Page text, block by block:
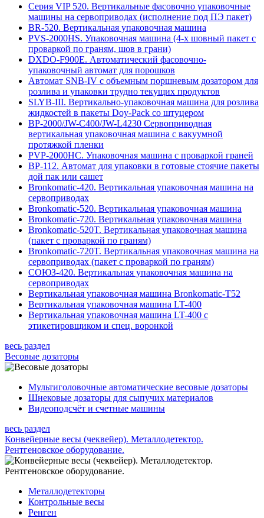
Серия VIP 520. Вертикальные фасовочно упаковочные
машины на сервоприводах (исполнение под ПЭ пакет)
BR-520. Вертикальная упаковочная машина
PVS-2000HS. Упаковочная машина (4-х шовный пакет с
проваркой по граням, шов в грани)
DXDO-F900E. Автоматический фасовочно-
упаковочный автомат для порошков
Автомат SNB-IV с объемным поршневым дозатором для
розлива и упаковки трудно текущих продуктов
SLYB-III. Вертикально-упаковочная машина для розлива
жидкостей в пакеты Doy-Pack со штуцером
BP-2000/JW-C400/JW-L4230 Сервоприводная
вертикальная упаковочная машина с вакуумной
протяжкой пленки
PVP-2000HC. Упаковочная машина с проваркой граней
BP-112. Автомат для упаковки в готовые стоячие пакеты
дой пак или сашет
Bronkomatic-420. Вертикальная упаковочная машина на
сервоприводах
Bronkomatic-520. Вертикальная упаковочная машина
Bronkomatic-720. Вертикальная упаковочная машина
Bronkomatic-520T. Вертикальная упаковочная машина
(пакет с проваркой по граням)
Bronkomatic-720T. Вертикальная упаковочная машина на
сервоприводах (пакет с проваркой по граням)
СОЮЗ-420. Вертикальная упаковочная машина на
сервоприводах
Вертикальная упаковочная машина Bronkomatic-T52
Вертикальная упаковочная машина LT-400
Вертикальная упаковочная машина LT-400 с
этикетировщиком и спец. воронкой
весь раздел
Весовые дозаторы
Мультиголовочные автоматические весовые дозаторы
Шнековые дозаторы для сыпучих материалов
Видеоподсчёт и счетные машины
весь раздел
Конвейерные весы (чеквейер). Металлодетектор.
Рентгеновское оборудование.
Металлодетекторы
Контрольные весы
Ренген